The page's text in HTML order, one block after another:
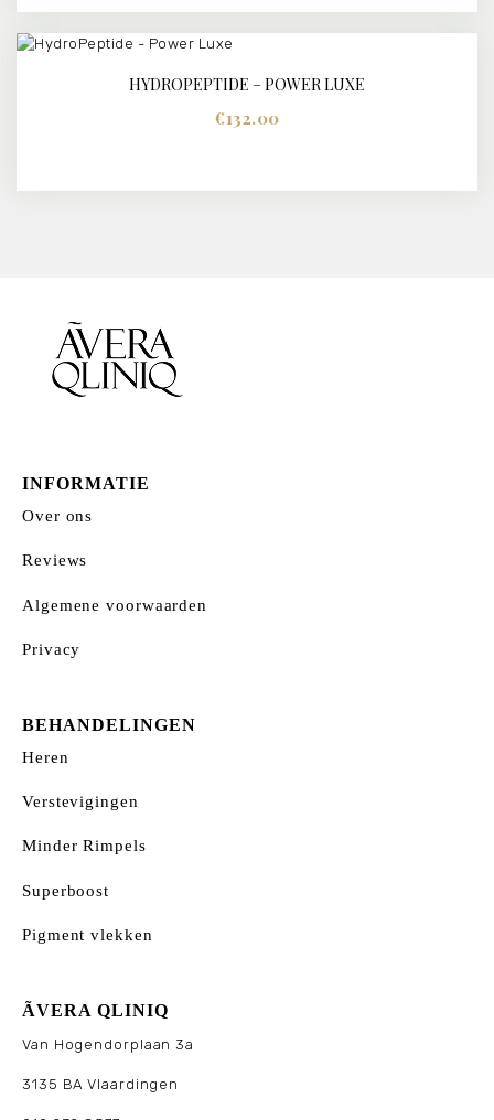
BUY NOW DETAILS
HYDROPEPTIDE – POWER LUXE
€132.00
INFORMATIE
Over ons
Reviews
Algemene voorwaarden
Privacy
BEHANDELINGEN
Heren
Verstevigingen
Minder Rimpels
Superboost
Pigment vlekken
ÃVERA QLINIQ
Van Hogendorplaan 3a
3135 BA Vlaardingen